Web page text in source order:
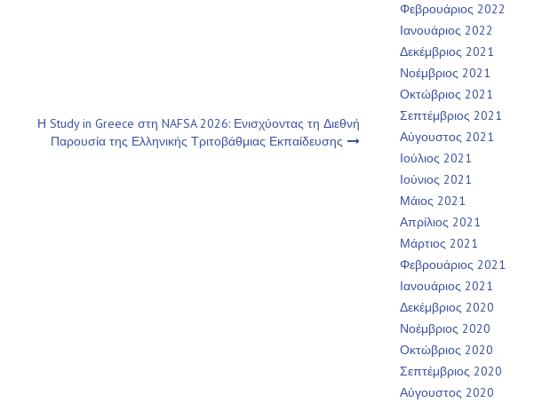
Η Study in Greece στη NAFSA 2026: Ενισχύοντας τη Διεθνή
Παρουσία της Ελληνικής Τριτοβάθμιας Εκπαίδευσης
Φεβρουάριος 2022
Ιανουάριος 2022
Δεκέμβριος 2021
Νοέμβριος 2021
Οκτώβριος 2021
Σεπτέμβριος 2021
Αύγουστος 2021
Ιούλιος 2021
Ιούνιος 2021
Μάιος 2021
Απρίλιος 2021
Μάρτιος 2021
Φεβρουάριος 2021
Ιανουάριος 2021
Δεκέμβριος 2020
Νοέμβριος 2020
Οκτώβριος 2020
Σεπτέμβριος 2020
Αύγουστος 2020